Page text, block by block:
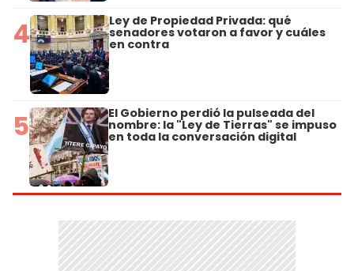
4 Ley de Propiedad Privada: qué
senadores votaron a favor y cuáles
en contra
5 El Gobierno perdió la pulseada del
nombre: la "Ley de Tierras" se impuso
en toda la conversación digital